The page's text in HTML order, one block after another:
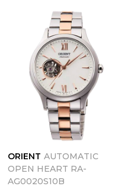
ORIENT AUTOMATIC
OPEN HEART RA-
AG0020S10B